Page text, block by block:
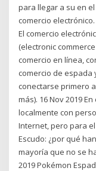
para llegar a su en
comercio electrónico.
El comercio
(electronic
comercio en línea,
comercio de espada
conectarse primero
más). 16 Nov 2019
localmente con
Internet, pero para
Escudo: ¿por qué
mayoría que no se
2019 Pokémon